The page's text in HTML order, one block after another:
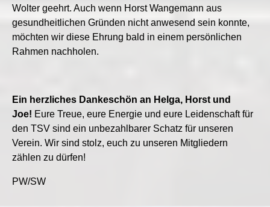
Wolter geehrt. Auch wenn Horst Wangemann aus
gesundheitlichen Gründen nicht anwesend sein konnte,
möchten wir diese Ehrung bald in einem persönlichen
Rahmen nachholen.
Ein herzliches Dankeschön an Helga, Horst und
Joe! Eure Treue, eure Energie und eure Leidenschaft für
den TSV sind ein unbezahlbarer Schatz für unseren
Verein. Wir sind stolz, euch zu unseren Mitgliedern
zählen zu dürfen!
PW/SW